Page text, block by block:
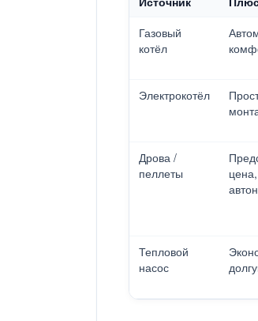
Газовый
котёл
Электрокотёл
Дрова /
пеллеты
цена,
Тепловой
насос